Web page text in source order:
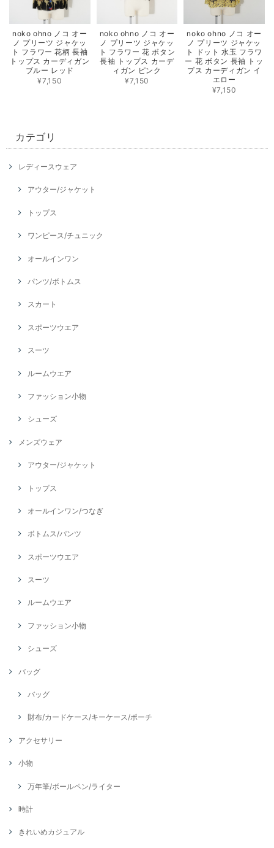
noko ohno ノコ オー
ノ プリーツ ジャケッ
ト フラワー 花柄 長袖
トップス カーディガン
ブルー レッド
¥7,150
noko ohno ノコ オー
ノ プリーツ ジャケッ
ト フラワー 花 ボタン
長袖 トップス カーデ
ィガン ピンク
¥7,150
noko ohno ノコ オー
ノ プリーツ ジャケッ
ト ドット 水玉 フラワ
ー 花 ボタン 長袖 トッ
プス カーディガン イ
エロー
¥7,150
カテゴリ
レディースウェア
アウター/ジャケット
トップス
ワンピース/チュニック
オールインワン
パンツ/ボトムス
スカート
スポーツウエア
スーツ
ルームウエア
ファッション小物
シューズ
メンズウェア
アウター/ジャケット
トップス
オールインワン/つなぎ
ボトムス/パンツ
スポーツウエア
スーツ
ルームウエア
ファッション小物
シューズ
バッグ
バッグ
財布/カードケース/キーケース/ポーチ
アクセサリー
小物
万年筆/ボールペン/ライター
時計
きれいめカジュアル